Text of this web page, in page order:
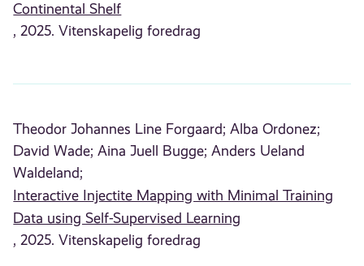
Continental Shelf
, 2025. Vitenskapelig foredrag
Theodor Johannes Line Forgaard; Alba Ordonez;
David Wade; Aina Juell Bugge; Anders Ueland
Waldeland;
Interactive Injectite Mapping with Minimal Training
Data using Self-Supervised Learning
, 2025. Vitenskapelig foredrag